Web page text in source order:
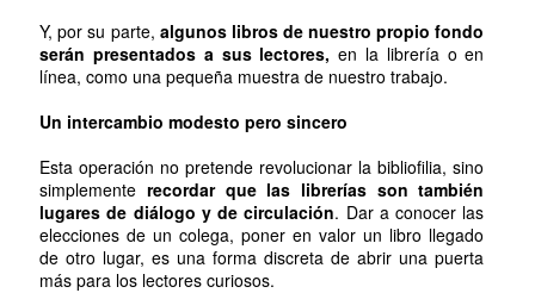
Y, por su parte, algunos libros de nuestro propio fondo
serán presentados a sus lectores, en la librería o en
línea, como una pequeña muestra de nuestro trabajo.
Un intercambio modesto pero sincero
Esta operación no pretende revolucionar la bibliofilia, sino
simplemente recordar que las librerías son también
lugares de diálogo y de circulación. Dar a conocer las
elecciones de un colega, poner en valor un libro llegado
de otro lugar, es una forma discreta de abrir una puerta
más para los lectores curiosos.